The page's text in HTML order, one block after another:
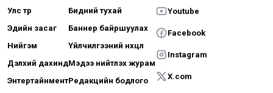
Улс төр
Эдийн засаг
Нийгэм
Дэлхий дахинд
Энтертайнмент
Бидний тухай
Баннер байршуулах
Үйлчилгээний нөхцөл
Мэдээ нийтлэх журам
Редакцийн бодлого
Youtube
Facebook
Instagram
X.com